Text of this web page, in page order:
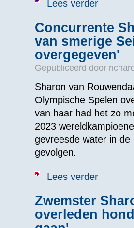
Lees verder
Concurrente
van smerige
overgegeven'
Gepubliceerd door
Sharon van
Olympische Spelen
van haar had het zo
2023
gevreesde water in
gevolgen.
Lees verderover
Zwemster
overleden